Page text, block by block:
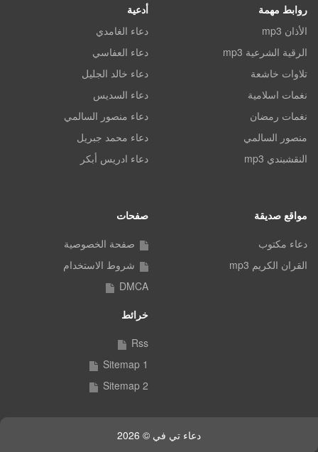
روابط مهمة
الأذان mp3
الرقية الشرعية mp3
تلاوات خاشعة
نغمات اسلامية
نغمات رمضان
منصور السالمي
النقشبندي mp3
أدعية
دعاء الغامدي
دعاء العفاسي
دعاء خالد الجليل
دعاء السديس
دعاء منصور السالمي
دعاء محمد جبريل
دعاء ادريس أبكر
مواقع صديقة
دعاء مكتوب
القران الكريم mp3
صفحات
صفحة الخصوصية
شروط الاستخدام
DMCA
خرائط
Rss
Sitemap 1
Sitemap 2
دعاء تي في © 2026